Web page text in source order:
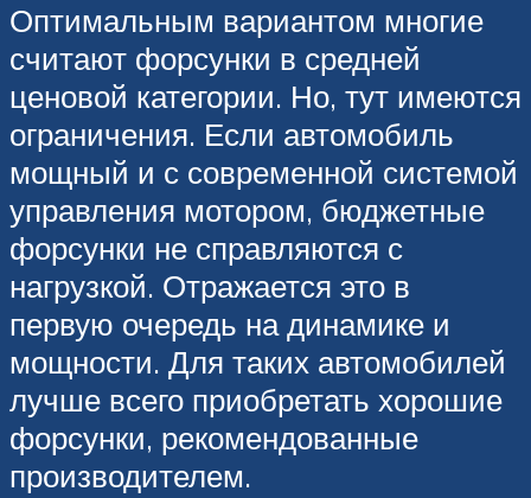
Оптимальным вариантом многие
считают форсунки в средней
ценовой категории. Но, тут имеются
ограничения. Если автомобиль
мощный и с современной системой
управления мотором, бюджетные
форсунки не справляются с
нагрузкой. Отражается это в
первую очередь на динамике и
мощности. Для таких автомобилей
лучше всего приобретать хорошие
форсунки, рекомендованные
производителем.